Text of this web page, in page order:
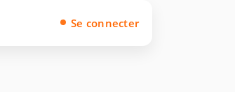
Se connecter